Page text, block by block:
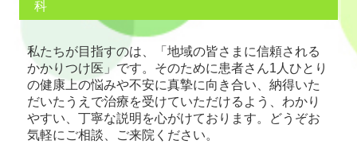
科
私たちが目指すのは、「地域の皆さまに信頼される
かかりつけ医」です。そのために患者さん1人ひとり
の健康上の悩みや不安に真摯に向き合い、納得いた
だいたうえで治療を受けていただけるよう、わかり
やすい、丁寧な説明を心がけております。どうぞお
気軽にご相談、ご来院ください。